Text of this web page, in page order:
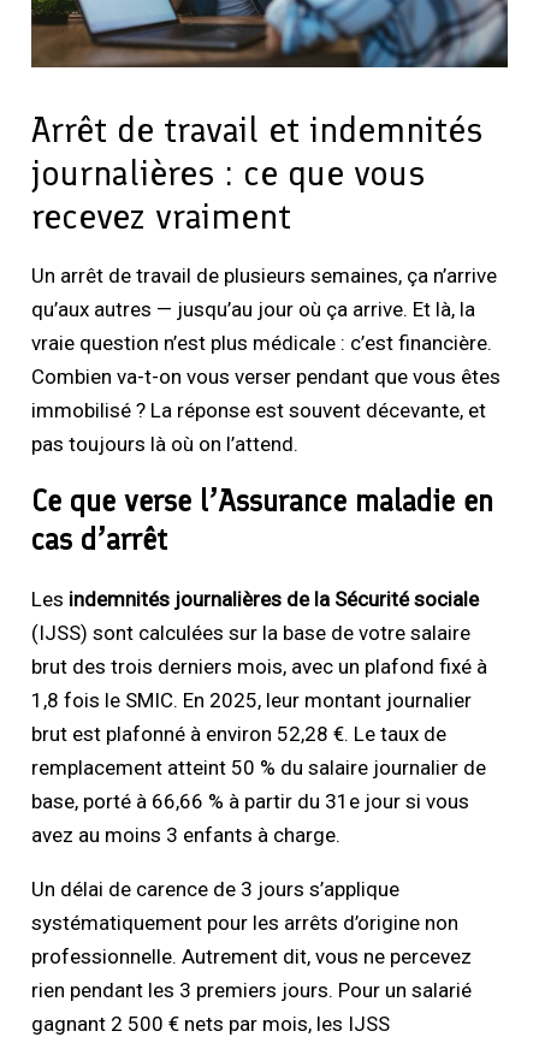
Arrêt de travail et indemnités
journalières : ce que vous
recevez vraiment
Un arrêt de travail de plusieurs semaines, ça n’arrive
qu’aux autres — jusqu’au jour où ça arrive. Et là, la
vraie question n’est plus médicale : c’est financière.
Combien va-t-on vous verser pendant que vous êtes
immobilisé ? La réponse est souvent décevante, et
pas toujours là où on l’attend.
Ce que verse l’Assurance maladie en
cas d’arrêt
Les indemnités journalières de la Sécurité sociale
(IJSS) sont calculées sur la base de votre salaire
brut des trois derniers mois, avec un plafond fixé à
1,8 fois le SMIC. En 2025, leur montant journalier
brut est plafonné à environ 52,28 €. Le taux de
remplacement atteint 50 % du salaire journalier de
base, porté à 66,66 % à partir du 31e jour si vous
avez au moins 3 enfants à charge.
Un délai de carence de 3 jours s’applique
systématiquement pour les arrêts d’origine non
professionnelle. Autrement dit, vous ne percevez
rien pendant les 3 premiers jours. Pour un salarié
gagnant 2 500 € nets par mois, les IJSS